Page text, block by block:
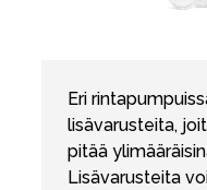
Eri
lisävarusteita,
pitää
Lisävarusteita